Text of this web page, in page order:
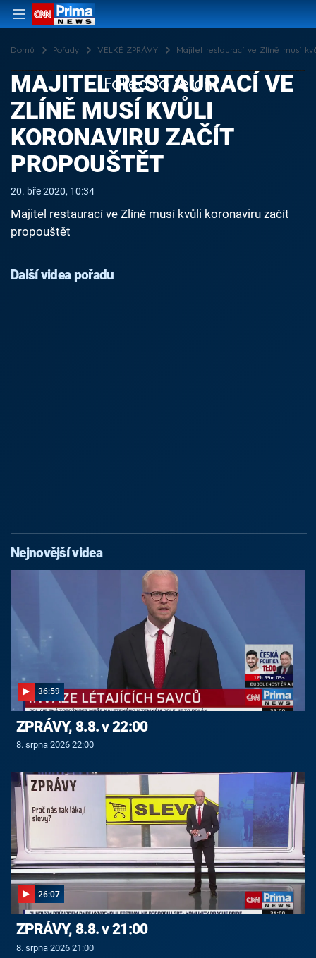
Domů Pořady VELKÉ ZPRÁVY Majitel restaurací ve Zlíně musí
Failed to fetch
MAJITEL RESTAURACÍ VE
ZLÍNĚ MUSÍ KVŮLI
KORONAVIRU ZAČÍT
PROPOUŠTĚT
20. bře 2020, 10:34
Majitel restaurací ve Zlíně musí kvůli koronaviru začít
propouštět
Další videa pořadu
Nejnovější videa
36:59
ZPRÁVY, 8.8. v 22:00
8. srpna 2026 22:00
26:07
ZPRÁVY, 8.8. v 21:00
8. srpna 2026 21:00